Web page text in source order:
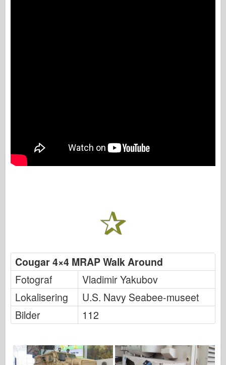
Cougar 4×4 MRAP Walk Around
Fotograf
Vladimir Yakubov
Lokalisering
U.S. Navy Seabee-museet
Bilder
112